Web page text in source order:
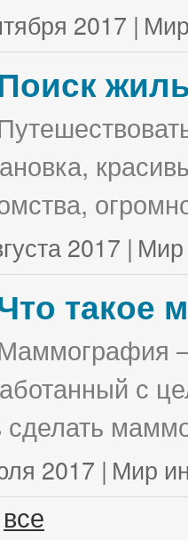
2017 |
2017 | Мир
такое
с
сделать
2017 | Мир
все